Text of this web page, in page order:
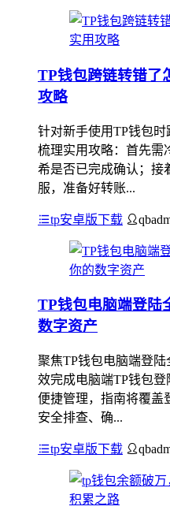
TP钱包跨链转错了
攻略
针对新手使用TP钱包
梳理实用攻略：首先需
希是否已完成确认；接
服，准备好转账...
tp安卓版下载
TP钱包电脑端登陆
数字资产
聚焦TP钱包电脑端登
效完成电脑端TP钱包
便捷管理，指南将覆盖
安全排查、确...
tp安卓版下载